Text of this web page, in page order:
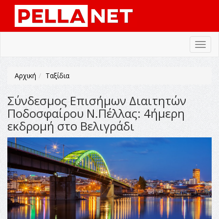
Αρχική Ταξίδια
Σύνδεσμος Επισήμων Διαιτητών
Ποδοσφαίρου Ν.Πέλλας: 4ήμερη
εκδρομή στο Βελιγράδι